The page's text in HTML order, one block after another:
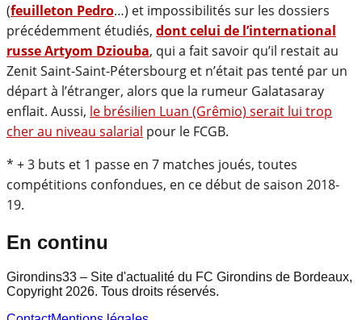
(feuilleton Pedro…) et impossibilités sur les dossiers
précédemment étudiés, dont celui de l’international
russe Artyom Dziouba, qui a fait savoir qu’il restait au
Zenit Saint-Saint-Pétersbourg et n’était pas tenté par un
départ à l’étranger, alors que la rumeur Galatasaray
enflait. Aussi, le brésilien Luan (Grêmio) serait lui trop
cher au niveau salarial pour le FCGB.
* + 3 buts et 1 passe en 7 matches joués, toutes
compétitions confondues, en ce début de saison 2018-
19.
En continu
Girondins33 – Site d'actualité du FC Girondins de Bordeaux,
Copyright 2026. Tous droits réservés.